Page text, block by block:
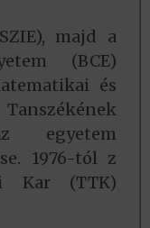
majd a
(BCE)
és
egyetem
1976-tól z
Kar (TTK)